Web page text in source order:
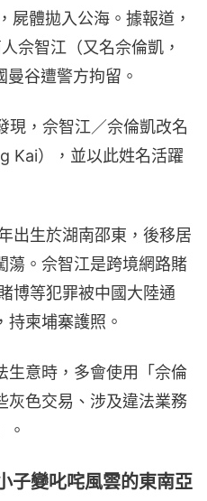
屍體拋入公海。據報道，
佘智江（又名佘倫凱，
谷遭警方拘留。
現，佘智江／佘倫凱改名
Kai），並以此姓名活躍
出生於湖南邵東，後移居
蕩。佘智江是跨境網路賭
博等犯罪被中國大陸通
柬埔寨護照。
生意時，多會使用「佘倫
灰色交易、涉及違法業務
。
子變叱咤風雲的東南亞